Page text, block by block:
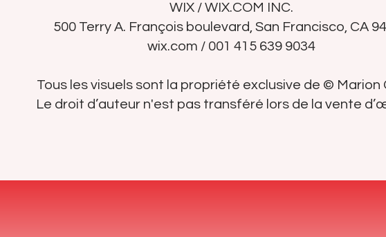
WIX / WIX.COM INC.
500 Terry A. François boulevard, San Francisco, CA
wix.com / 001 415 639 9034
Tous les visuels sont la propriété exclusive de © Marion
Le droit d’auteur n'est pas transféré lors de la vente